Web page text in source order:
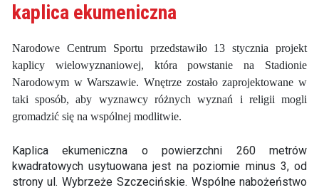
kaplica ekumeniczna
Narodowe Centrum Sportu przedstawiło 13 stycznia projekt
kaplicy wielowyznaniowej, która powstanie na Stadionie
Narodowym w Warszawie. Wnętrze zostało zaprojektowane w
taki sposób, aby wyznawcy różnych wyznań i religii mogli
gromadzić się na wspólnej modlitwie.
Kaplica ekumeniczna o powierzchni 260 metrów
kwadratowych usytuowana jest na poziomie minus 3, od
strony ul. Wybrzeże Szczecińskie. Wspólne nabożeństwo